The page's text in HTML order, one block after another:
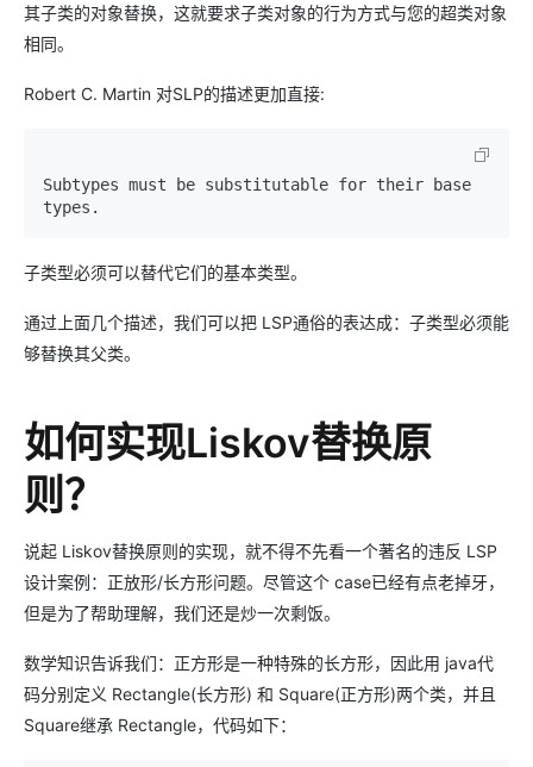
其子类的对象替换，这就要求子类对象的行为方式与您的超类对象
相同。
Robert C. Martin 对SLP的描述更加直接:
Subtypes must be substitutable for their base
子类型必须可以替代它们的基本类型。
通过上面几个描述，我们可以把 LSP通俗的表达成：子类型必须能
够替换其父类。
如何实现Liskov替换原
则？
说起 Liskov替换原则的实现，就不得不先看一个著名的违反 LSP
设计案例：正放形/长方形问题。尽管这个 case已经有点老掉牙，
但是为了帮助理解，我们还是炒一次剩饭。
数学知识告诉我们：正方形是一种特殊的长方形，因此用 java代
码分别定义 Rectangle(长方形) 和 Square(正方形)两个类，并且
Square继承 Rectangle，代码如下：